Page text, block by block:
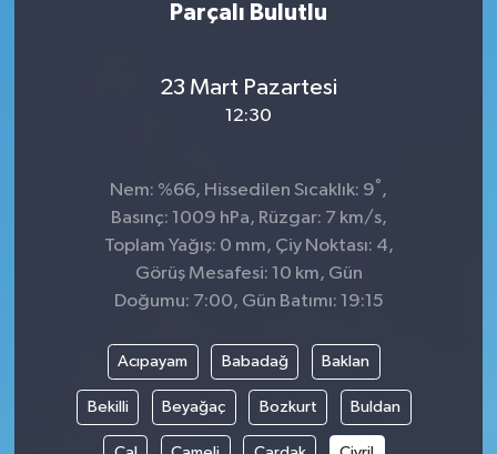
Parçalı Bulutlu
23 Mart Pazartesi
12:30
Nem: %66, Hissedilen Sıcaklık: 9°,
Basınç: 1009 hPa, Rüzgar: 7 km/s,
Toplam Yağış: 0 mm, Çiy Noktası: 4,
Görüş Mesafesi: 10 km, Gün
Doğumu: 7:00, Gün Batımı: 19:15
Acıpayam Babadağ Baklan
Bekilli Beyağaç Bozkurt Buldan